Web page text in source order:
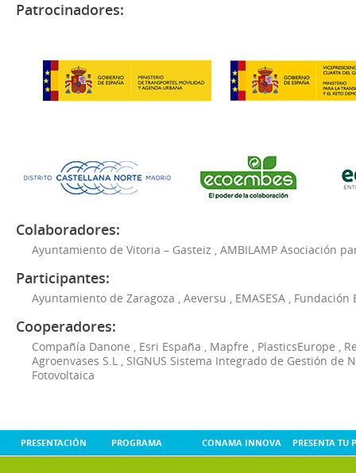
Patrocinadores:
Colaboradores:
Ayuntamiento de Vitoria – Gasteiz AMBILAMP Asociación
Participantes:
Ayuntamiento de Zaragoza Aeversu EMASESA Fundación
Cooperadores:
Compañía Danone Esri España Mapfre PlasticsEurope
Agroenvases S.L
SIGNUS Sistema Integrado de Gestión de
Fotovoltaica
PRESENTACIÓN PROGRAMA CONAMA INNOVA PRESENTA TU